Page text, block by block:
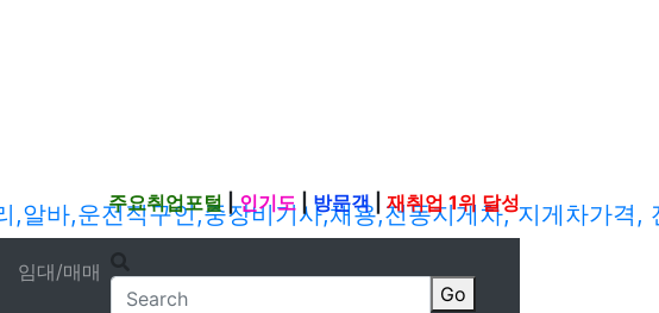
주요취업포털|인기도 | 방문객| 재취업 1위 달성
임대/매매
Go